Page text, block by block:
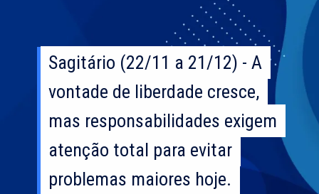
Sagitário (22/11 a 21/12) - A
vontade de liberdade cresce,
mas responsabilidades exigem
atenção total para evitar
problemas maiores hoje.
Sagitário (22/11 a 21/12) - A
vontade de liberdade cresce,
mas responsabilidades exigem
atenção total para evitar
problemas maiores hoje.